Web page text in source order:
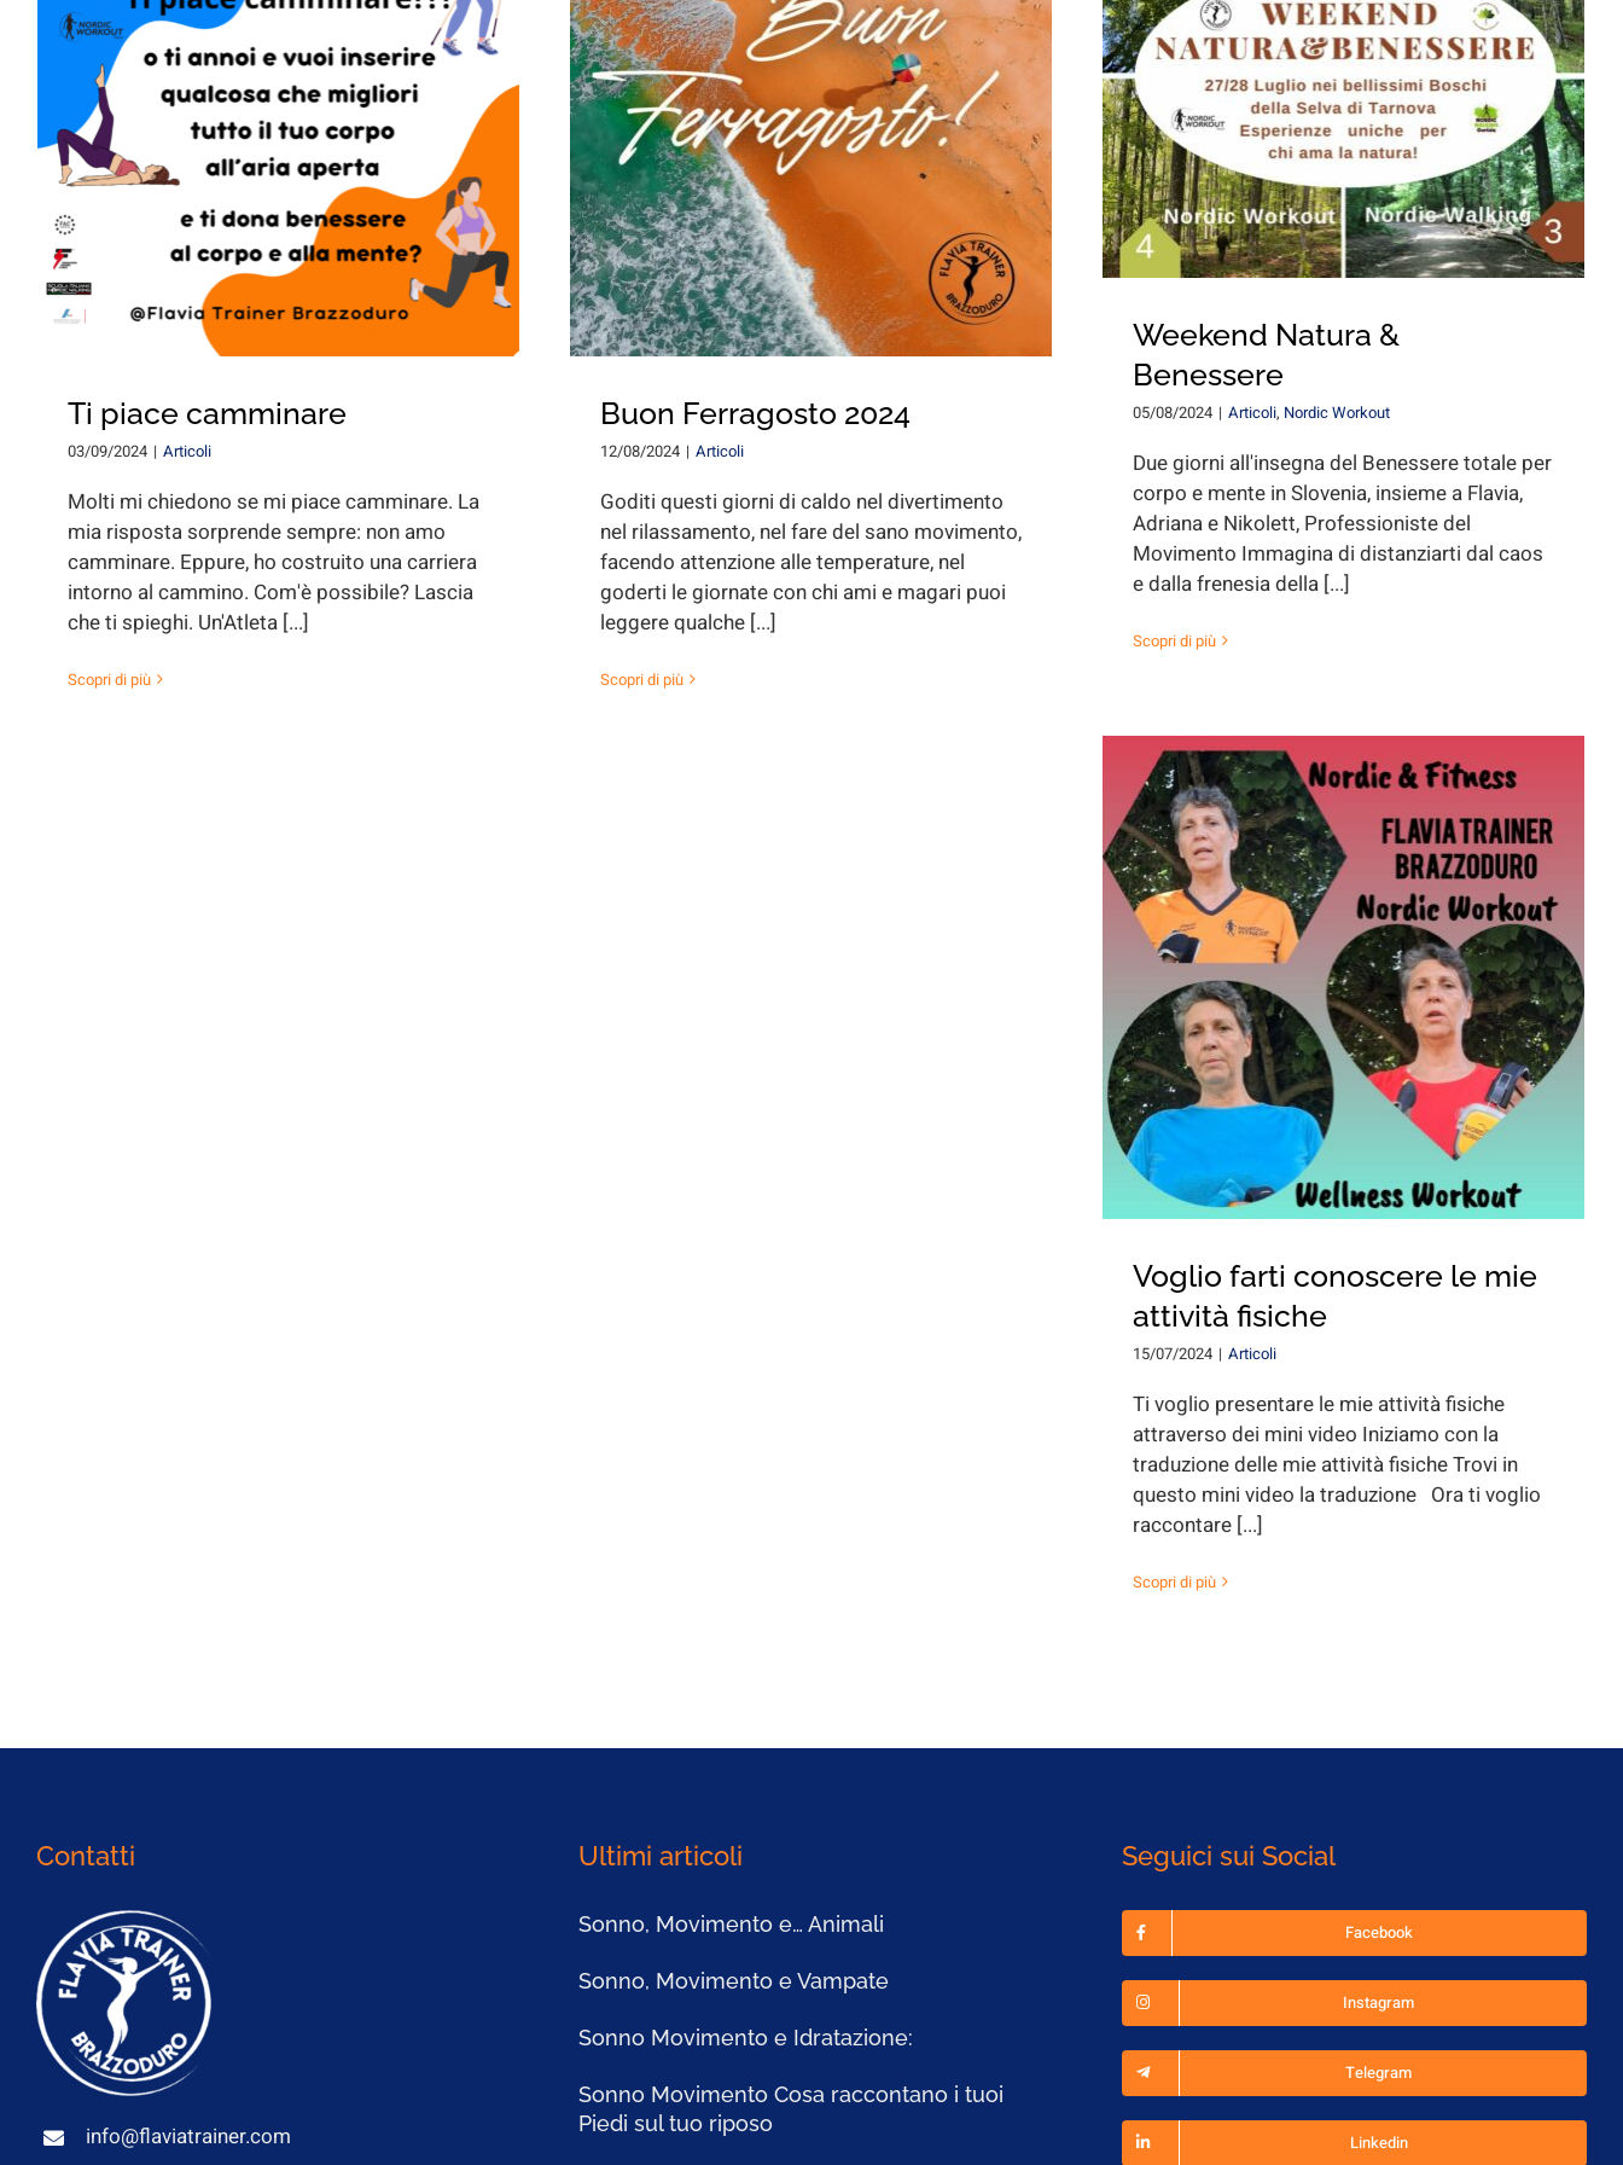
Ti piace camminare
03/09/2024 | Articoli
Molti mi chiedono se mi piace camminare. La
mia risposta sorprende sempre: non amo
camminare. Eppure, ho costruito una carriera
intorno al cammino. Com'è possibile? Lascia
che ti spieghi. Un'Atleta [...]
Scopri di più
Buon Ferragosto 2024
12/08/2024 | Articoli
Goditi questi giorni di caldo nel divertimento
nel rilassamento, nel fare del sano movimento,
facendo attenzione alle temperature, nel
goderti le giornate con chi ami e magari puoi
leggere qualche [...]
Scopri di più
Weekend Natura &
Benessere
05/08/2024 | Articoli, Nordic Workout
Due giorni all'insegna del Benessere totale per
corpo e mente in Slovenia, insieme a Flavia,
Adriana e Nikolett, Professioniste del
Movimento Immagina di distanziarti dal caos
e dalla frenesia della [...]
Scopri di più
Voglio farti conoscere le mie
attività fisiche
15/07/2024 | Articoli
Ti voglio presentare le mie attività fisiche
attraverso dei mini video Iniziamo con la
traduzione delle mie attività fisiche Trovi in
questo mini video la traduzione Ora ti voglio
raccontare [...]
Scopri di più
Contatti
info@flaviatrainer.com
Ultimi articoli
Sonno, Movimento e… Animali
Sonno, Movimento e Vampate
Sonno Movimento e Idratazione:
Sonno Movimento Cosa raccontano i tuoi
Piedi sul tuo riposo
Seguici sui Social
Facebook
Instagram
Telegram
Linkedin